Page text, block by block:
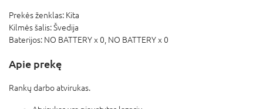
Prekės ženklas: Kita
Kilmės šalis:Švedija
Baterijos: NO BATTERY x 0, NO BATTERY x 0
Apie prekę
Rankų darbo atvirukas.